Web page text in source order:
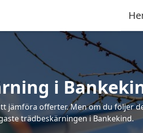
i
jämföra offerter. Men om du följer
trädbeskärningen i Bankekind.